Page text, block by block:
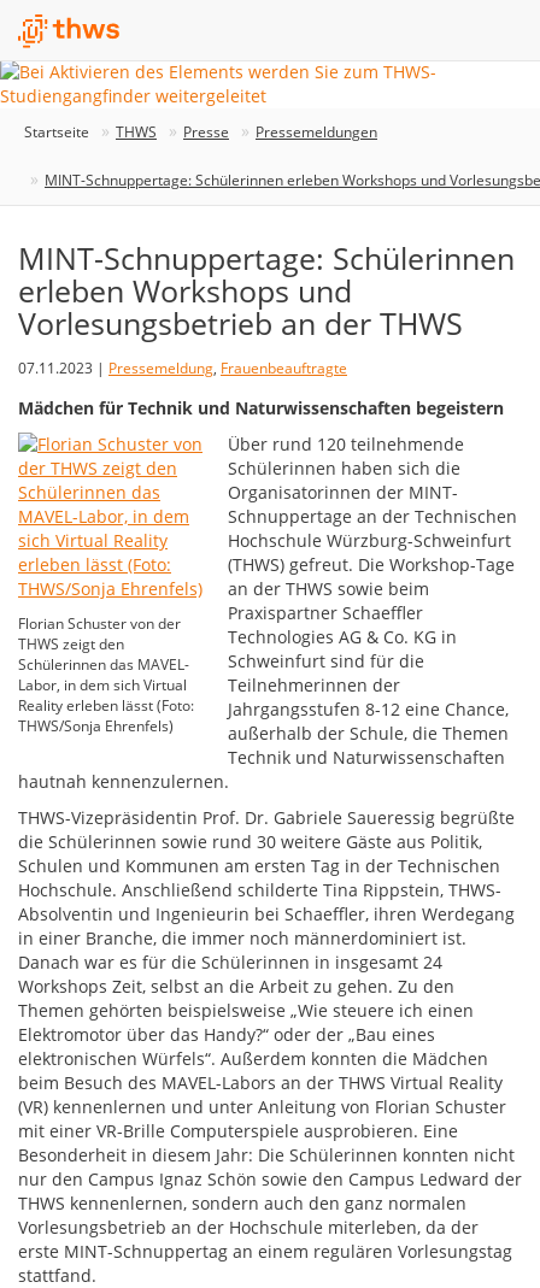
Startseite THWS Presse Pressemeldungen
MINT-Schnuppertage: Schülerinnen erleben Workshops und
MINT-Schnuppertage: Schülerinnen
erleben Workshops und
Vorlesungsbetrieb an der THWS
07.11.2023 | Pressemeldung, Frauenbeauftragte
Mädchen für Technik und Naturwissenschaften begeistern
Florian Schuster von der
THWS zeigt den
Schülerinnen das MAVEL-
Labor, in dem sich Virtual
Reality erleben lässt (Foto:
THWS/Sonja Ehrenfels)
Über rund 120 teilnehmende
Schülerinnen haben sich die
Organisatorinnen der MINT-
Schnuppertage an der Technischen
Hochschule Würzburg-Schweinfurt
(THWS) gefreut. Die Workshop-Tage
an der THWS sowie beim
Praxispartner Schaeffler
Technologies AG & Co. KG in
Schweinfurt sind für die
Teilnehmerinnen der
Jahrgangsstufen 8-12 eine Chance,
außerhalb der Schule, die Themen
Technik und Naturwissenschaften
hautnah kennenzulernen.
THWS-Vizepräsidentin Prof. Dr. Gabriele Saueressig begrüßte
die Schülerinnen sowie rund 30 weitere Gäste aus Politik,
Schulen und Kommunen am ersten Tag in der Technischen
Hochschule. Anschließend schilderte Tina Rippstein, THWS-
Absolventin und Ingenieurin bei Schaeffler, ihren Werdegang
in einer Branche, die immer noch männerdominiert ist.
Danach war es für die Schülerinnen in insgesamt 24
Workshops Zeit, selbst an die Arbeit zu gehen. Zu den
Themen gehörten beispielsweise „Wie steuere ich einen
Elektromotor über das Handy?“ oder der „Bau eines
elektronischen Würfels“. Außerdem konnten die Mädchen
beim Besuch des MAVEL-Labors an der THWS Virtual Reality
(VR) kennenlernen und unter Anleitung von Florian Schuster
mit einer VR-Brille Computerspiele ausprobieren. Eine
Besonderheit in diesem Jahr: Die Schülerinnen konnten nicht
nur den Campus Ignaz Schön sowie den Campus Ledward der
THWS kennenlernen, sondern auch den ganz normalen
Vorlesungsbetrieb an der Hochschule miterleben, da der
erste MINT-Schnuppertag an einem regulären Vorlesungstag
stattfand.